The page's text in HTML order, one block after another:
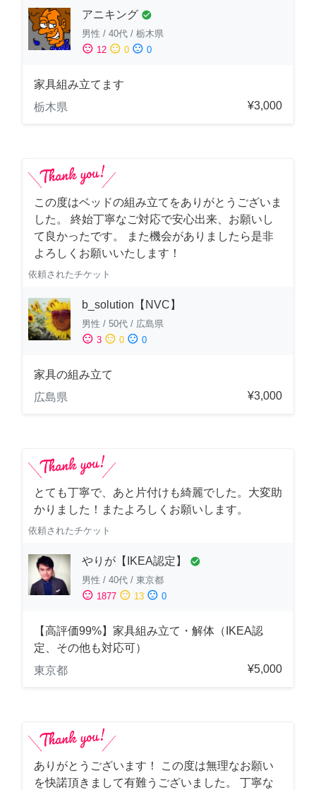
アニキング check_circle
男性 / 40代 / 栃木県
sentiment_satisfied 12 sentiment_neutral 0 sentiment_dissatisfied 0
家具組み立てます
栃木県
¥3,000
この度はベッドの組み立てをありがとうございま
した。 終始丁寧なご対応で安心出来、お願いし
て良かったです。 また機会がありましたら是非
よろしくお願いいたします！
依頼されたチケット
b_solution【NVC】
男性 / 50代 / 広島県
sentiment_satisfied 3 sentiment_neutral 0 sentiment_dissatisfied 0
家具の組み立て
広島県
¥3,000
とても丁寧で、あと片付けも綺麗でした。大変助
かりました！またよろしくお願いします。
依頼されたチケット
やりが【IKEA認定】 check_circle
男性 / 40代 / 東京都
sentiment_satisfied 1877 sentiment_neutral 13 sentiment_dissatisfied 0
【高評価99%】家具組み立て・解体（IKEA認
定、その他も対応可）
東京都
¥5,000
ありがとうございます！ この度は無理なお願い
を快諾頂きまして有難うございました。 丁寧な